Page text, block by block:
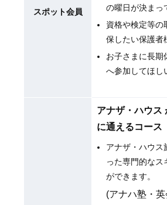
スポット会員
の曜日が決まっ
資格や検定等の
保したい保護者
お子さまに長期
へ参加してほし
アナザ・ハウス
に通えるコース
アナザ・ハウス
った専門的なス
ができます。
(アナハ塾・